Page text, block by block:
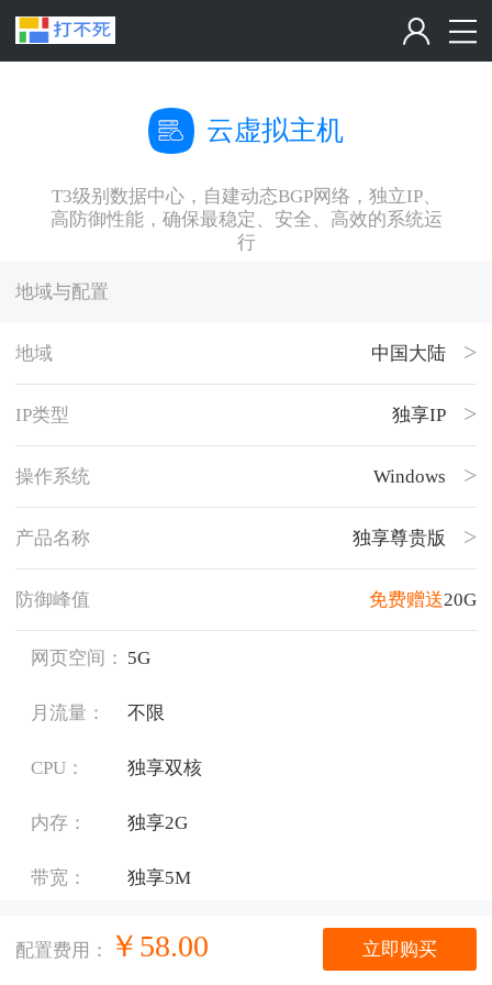
配置费用： ￥ 58.00 立即购买
云虚拟主机
T3级别数据中心，自建动态BGP网络，独立IP、
高防御性能，确保最稳定、安全、高效的系统运
行
地域与配置
地域 中国大陆
IP类型 独享IP
操作系统 Windows
产品名称 独享尊贵版
防御峰值 免费赠送20G
网页空间： 5G
月流量： 不限
CPU： 独享双核
内存： 独享2G
带宽： 独享5M
系统版本： Windows 2012